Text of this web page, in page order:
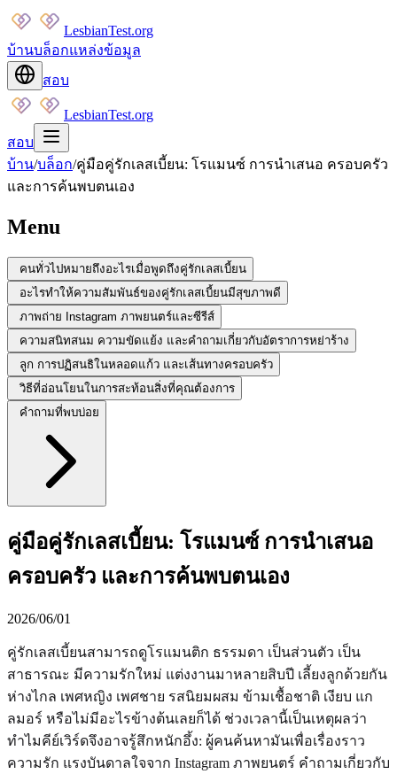
LesbianTest.org
บ้านบล็อกแหล่งข้อมูล
สอบ
LesbianTest.org
สอบ
บ้าน/บล็อก/คู่มือคู่รักเลสเบี้ยน: โรแมนซ์ การนำเสนอ ครอบครัว
และการค้นพบตนเอง
Menu
คนทั่วไปหมายถึงอะไรเมื่อพูดถึงคู่รักเลสเบี้ยน
อะไรทำให้ความสัมพันธ์ของคู่รักเลสเบี้ยนมีสุขภาพดี
ภาพถ่าย Instagram ภาพยนตร์และซีรีส์
ความสนิทสนม ความขัดแย้ง และคำถามเกี่ยวกับอัตราการหย่าร้าง
ลูก การปฏิสนธิในหลอดแก้ว และเส้นทางครอบครัว
วิธีที่อ่อนโยนในการสะท้อนสิ่งที่คุณต้องการ
คำถามที่พบบ่อย
คู่มือคู่รักเลสเบี้ยน: โรแมนซ์ การนำเสนอ
ครอบครัว และการค้นพบตนเอง
2026/06/01
คู่รักเลสเบี้ยนสามารถดูโรแมนติก ธรรมดา เป็นส่วนตัว เป็น
สาธารณะ มีความรักใหม่ แต่งงานมาหลายสิบปี เลี้ยงลูกด้วยกัน
ห่างไกล เพศหญิง เพศชาย รสนิยมผสม ข้ามเชื้อชาติ เงียบ แก
ลมอร์ หรือไม่มีอะไรข้างต้นเลยก็ได้ ช่วงเวลานี้เป็นเหตุผลว่า
ทำไมคีย์เวิร์ดจึงอาจรู้สึกหนักอึ้ง: ผู้คนค้นหามันเพื่อเรื่องราว
ความรัก แรงบันดาลใจจาก Instagram ภาพยนตร์ คำถามเกี่ยวกับ